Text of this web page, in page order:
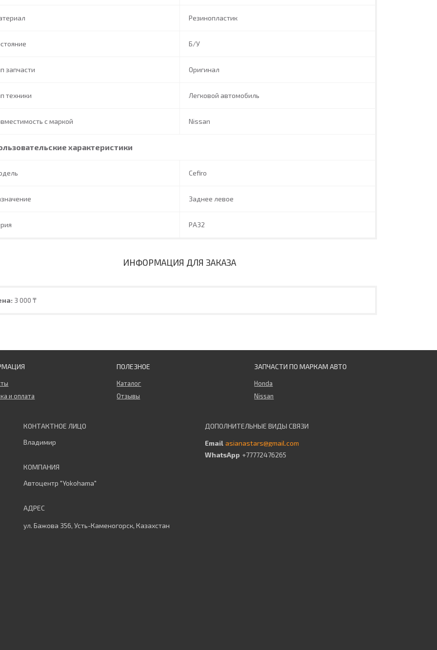
Резинопластик
Б/У
запчасти Оригинал
техники Легковой автомобиль
с маркой Nissan
характеристики
Cefiro
Заднее левое
PA32
ИНФОРМАЦИЯ ДЛЯ ЗАКАЗА
3 000 ₸
и оплата
ПОЛЕЗНОЕ
Каталог
Отзывы
ЗАПЧАСТИ ПО МАРКАМ АВТО
Honda
Nissan
Владимир
Автоцентр "Yokohama"
ул. Бажова 356, Усть-Каменогорск, Казахстан
asianastars@gmail.com
+77772476265